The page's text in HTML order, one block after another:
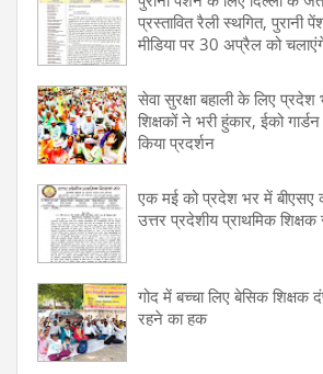
प्रस्तावित रैली स्थगित,
मीडिया पर 30 अप्रैल को
सेवा सुरक्षा बहाली के लिए
शिक्षकों ने भरी हुंकार, ईको
किया प्रदर्शन
एक मई को प्रदेश भर में बीएसए
उत्तर प्रदेशीय प्राथमिक
गोद में बच्चा लिए बेसिक शिक्षक
रहने का हक